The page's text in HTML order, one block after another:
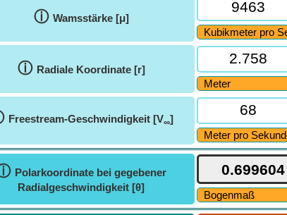
ⓘ Wamsstärke [μ]
ⓘ Radiale Koordinate [r]
Freestream-Geschwindigkeit [V∞]
Polarkoordinate bei gegebener
Radialgeschwindigkeit [θ]